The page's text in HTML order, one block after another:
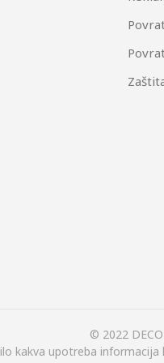
© 2022
kakva upotreba